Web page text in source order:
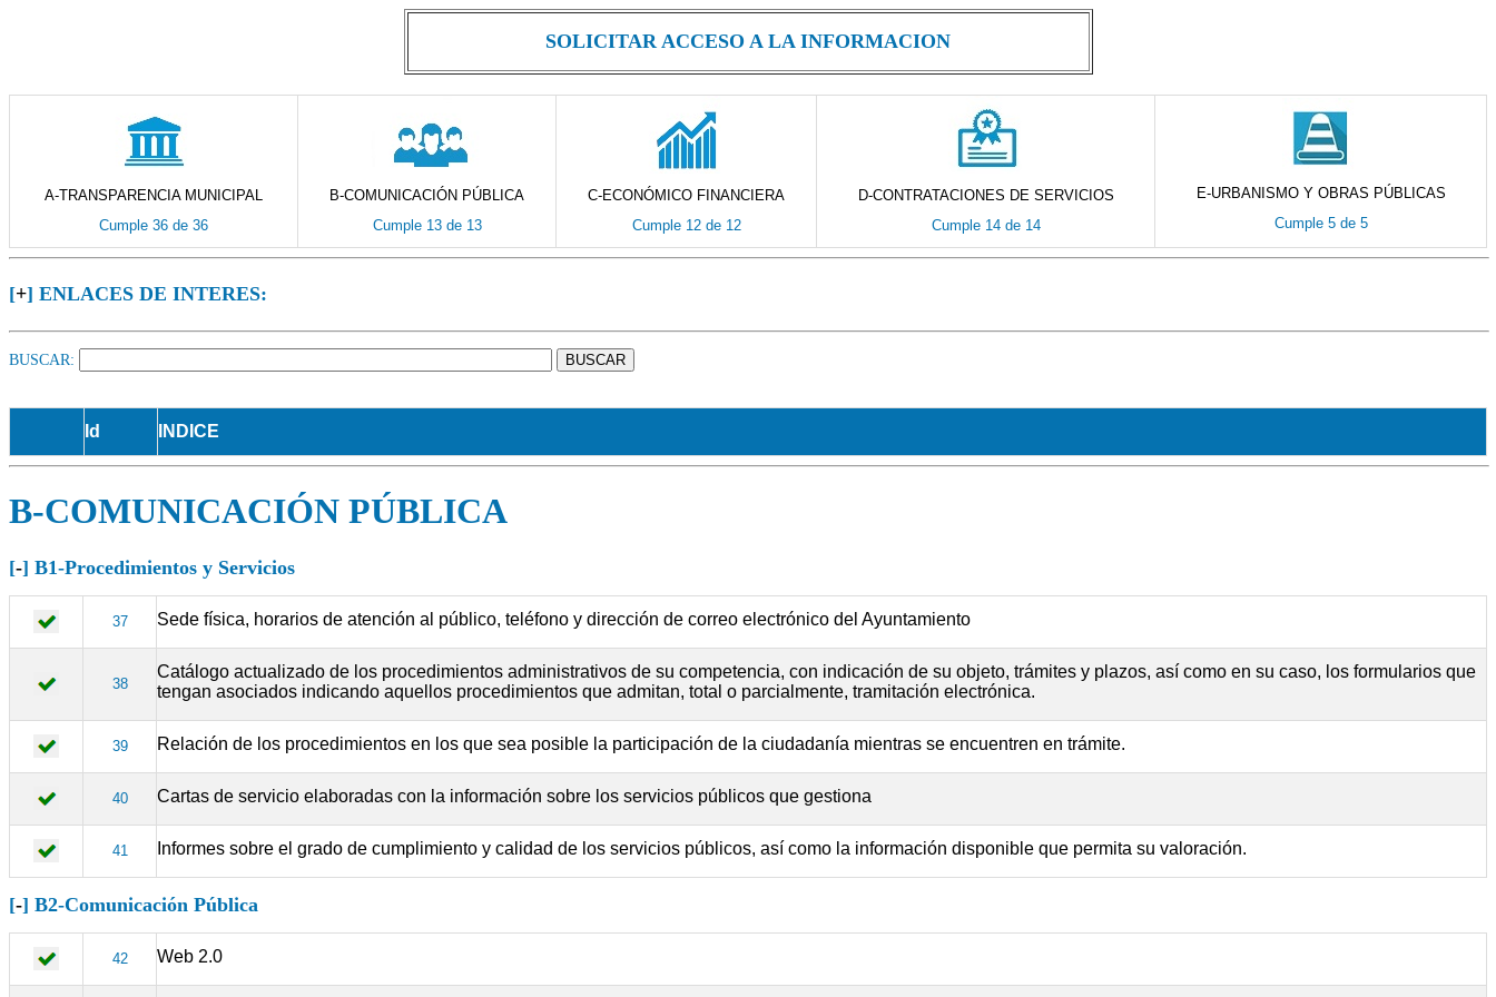
SOLICITAR ACCESO A LA INFORMACION
A-TRANSPARENCIA MUNICIPAL
Cumple 36 de 36
B-COMUNICACIÓN PÚBLICA
Cumple 13 de 13
C-ECONÓMICO FINANCIERA
Cumple 12 de 12
D-CONTRATACIONES DE SERVICIOS
Cumple 14 de 14
E-URBANISMO Y OBRAS PÚBLICAS
Cumple 5 de 5
[+] ENLACES DE INTERES:
BUSCAR:
Id INDICE
B-COMUNICACIÓN PÚBLICA
[-] B1-Procedimientos y Servicios
37 Sede física, horarios de atención al público, teléfono y dirección de correo electrónico del Ayuntamiento
38
Catálogo actualizado de los procedimientos administrativos de su competencia, con indicación de su objeto, trámites y plazos, así como en su caso, los formularios que
tengan asociados indicando aquellos procedimientos que admitan, total o parcialmente, tramitación electrónica.
39 Relación de los procedimientos en los que sea posible la participación de la ciudadanía mientras se encuentren en trámite.
40 Cartas de servicio elaboradas con la información sobre los servicios públicos que gestiona
41 Informes sobre el grado de cumplimiento y calidad de los servicios públicos, así como la información disponible que permita su valoración.
[-] B2-Comunicación Pública
42 Web 2.0